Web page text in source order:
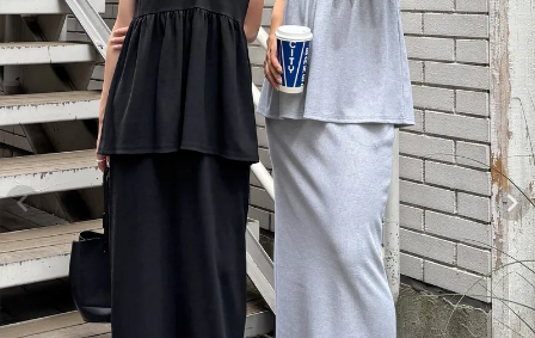
販売タイプ
新着 再入荷 SALE
商品タイプ
HIT ITEM